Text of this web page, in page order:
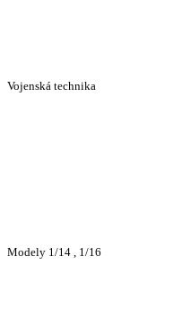
Vojenská technika
Modely 1/14 , 1/16